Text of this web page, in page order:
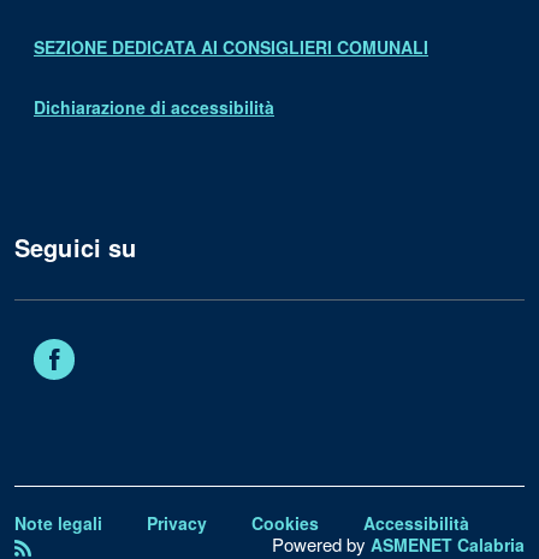
SEZIONE DEDICATA AI CONSIGLIERI COMUNALI
Dichiarazione di accessibilità
Seguici su
Note legali Privacy Cookies Accessibilità
Powered by ASMENET Calabria